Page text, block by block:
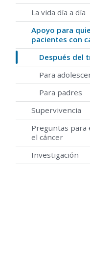
La vida día a día
Apoyo para
pacientes con
Después del
Para
Para padres
Supervivencia
Preguntas para
el cáncer
Investigación